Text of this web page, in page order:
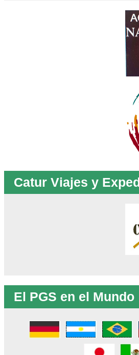
Catur Viajes y
El PGS en el Mundo